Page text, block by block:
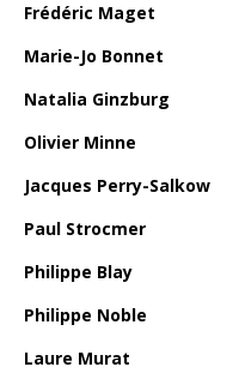
Frédéric Maget
Marie-Jo Bonnet
Natalia Ginzburg
Olivier Minne
Jacques Perry-Salkow
Paul Strocmer
Philippe Blay
Philippe Noble
Laure Murat